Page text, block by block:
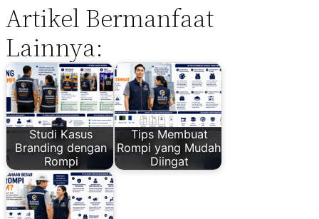
Artikel Bermanfaat
Lainnya:
Studi Kasus
Branding dengan
Rompi
Tips Membuat
Rompi yang Mudah
Diingat